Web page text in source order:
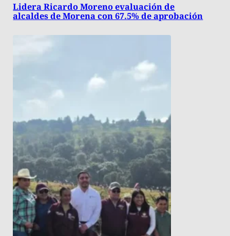
Lidera Ricardo Moreno evaluación de
alcaldes de Morena con 67.5% de aprobación